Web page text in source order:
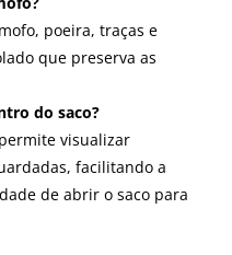
poeira, traças e
que preserva as
do saco?
visualizar
facilitando a
de abrir o saco para